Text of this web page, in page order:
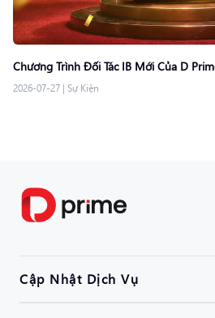
Chương Trình Đối Tác IB Mới Của D
2026-07-27 | Sự Kiện
Cập Nhật Dịch Vụ